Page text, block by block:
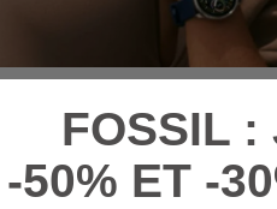
FOSSIL :
-50% ET -